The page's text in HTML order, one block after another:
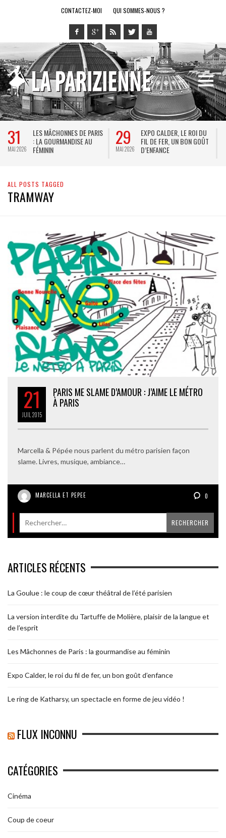
CONTACTEZ-MOI QUI SOMMES-NOUS ?
31
MAI 2026
LES MÂCHONNES DE PARIS
: LA GOURMANDISE AU
FÉMININ
29
MAI 2026
EXPO CALDER, LE ROI DU
FIL DE FER, UN BON GOÛT
D’ENFANCE
ALL POSTS TAGGED
TRAMWAY
21
JUIL 2015
PARIS ME SLAME D’AMOUR : J’AIME LE MÉTRO
À PARIS
Marcella & Pépée nous parlent du métro parisien façon
slame. Livres, musique, ambiance…
MARCELLA ET PEPEE 0
ARTICLES RÉCENTS
La Goulue : le coup de cœur théâtral de l’été parisien
La version interdite du Tartuffe de Molière, plaisir de la langue et
de l’esprit
Les Mâchonnes de Paris : la gourmandise au féminin
Expo Calder, le roi du fil de fer, un bon goût d’enfance
Le ring de Katharsy, un spectacle en forme de jeu vidéo !
FLUX INCONNU
CATÉGORIES
Cinéma
Coup de coeur